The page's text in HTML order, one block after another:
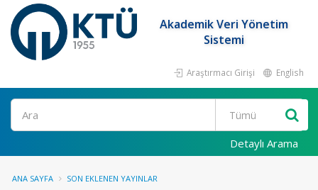
Akademik Veri Yönetim
Sistemi
Araştırmacı Girişi English
Ara
Detaylı Arama
ANA SAYFA SON EKLENEN YAYINLAR